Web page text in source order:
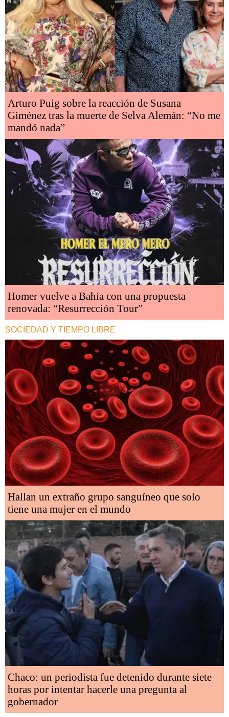
Arturo Puig sobre la reacción de Susana
Giménez tras la muerte de Selva Alemán: “No me
mandó nada”
Homer vuelve a Bahía con una propuesta
renovada: “Resurrección Tour”
SOCIEDAD Y TIEMPO LIBRE
Hallan un extraño grupo sanguíneo que solo
tiene una mujer en el mundo
Chaco: un periodista fue detenido durante siete
horas por intentar hacerle una pregunta al
gobernador